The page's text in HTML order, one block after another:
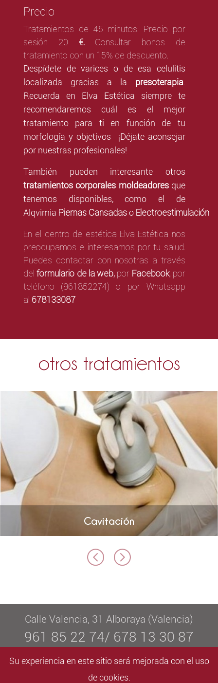
Precio
Tratamientos de 45 minutos. Precio por
sesión 20 €.Consultar bonos de
tratamiento con un 15% de descuento.
Despídete de varices o de esa celulitis
localizada gracias a la presoterapia
Recuerda en Elva Estética siempre te
recomendaremos cuál es el mejor
tratamiento para ti en función de tu
morfología y objetivos ¡Déjate aconsejar
por nuestras profesionales!
También pueden interesante otros
tratamientos corporales moldeadores que
tenemos disponibles, como el de
Alqvimia Piernas Cansadaso Electroestimulación
En el centro de estética Elva Estética nos
preocupamos e interesamos por tu salud.
Puedes contactar con nosotras a través
del formulario de la web, por Facebook, por
teléfono (961852274) o por Whatsapp
al 678133087
otros tratamientos
Cavitación
Calle Valencia, 31 Alboraya (Valencia)
961 85 22 74/ 678 13 30 87
info@elvaestetica.com
Su experiencia en este sitio será mejorada con el uso
de cookies.